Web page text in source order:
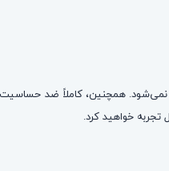
است و هرگز کدر نمی‌شود. همچنین،